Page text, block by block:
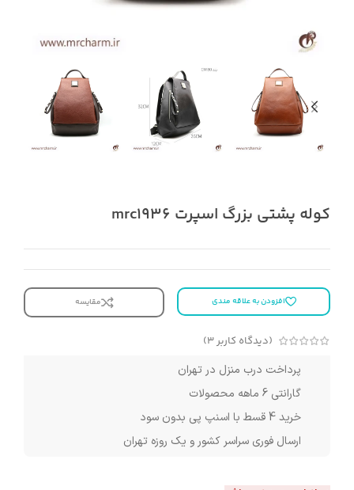
کوله پشتی بزرگ اسپرت mrc1936
افزودن به علاقه مندی مقایسه
(دیدگاه کاربر3
)
پرداخت درب منزل در تهران
گارانتی 6 ماهه محصولات
خرید 4 قسط با اسنپ پی بدون سود
ارسال فوری سراسر کشور و یک روزه تهران